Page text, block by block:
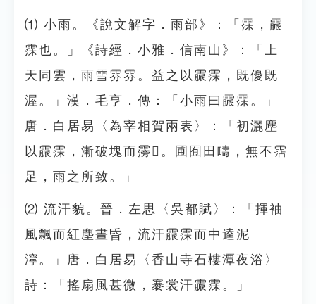
⑴ 小雨。《說文解字．雨部》：「霂，霢
霂也。」《詩經．小雅．信南山》：「上
天同雲，雨雪雰雰。益之以霢霂，既優既
渥。」漢．毛亨．傳：「小雨曰霢霂。」
唐．白居易〈為宰相賀兩表〉：「初灑塵
以霢霂，漸破塊而霶𩃱。圃囿田疇，無不霑
足，雨之所致。」
⑵ 流汗貌。晉．左思〈吳都賦〉：「揮袖
風飄而紅塵晝昏，流汗霢霂而中逵泥
濘。」唐．白居易〈香山寺石樓潭夜浴〉
詩：「搖扇風甚微，褰裳汗霢霂。」